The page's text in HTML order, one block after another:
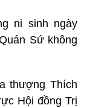
ni sinh ngày
Sứ không
thượng Thích
Hội đồng Trị